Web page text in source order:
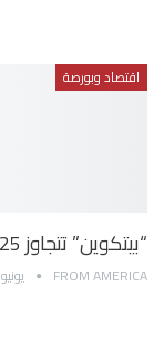
اقتصاد وبورصة
“بيتكوين” تتجاوز 25 ألف دولار للمرة الأولى منذ 10 أشهر
FROM AMERICA يونيو 16, 2023